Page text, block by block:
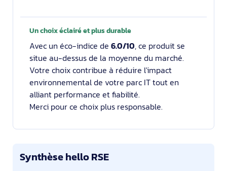
Un choix éclairé et plus durable
Avec un éco-indice de 6.0/10, ce produit se
situe au-dessus de la moyenne du marché.
Votre choix contribue à réduire l'impact
environnemental de votre parc IT tout en
alliant performance et fiabilité.
Merci pour ce choix plus responsable.
Synthèse hello RSE